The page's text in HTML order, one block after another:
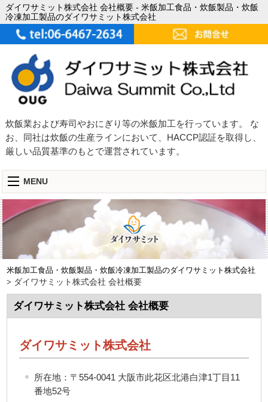
ダイワサミット株式会社 会社概要 - 米飯加工食品・炊飯製品・炊飯
冷凍加工製品のダイワサミット株式会社
炊飯業および寿司やおにぎり等の米飯加工を行っています。 な
お、同社は炊飯の生産ラインにおいて、HACCP認証を取得し、
厳しい品質基準のもとで運営されています。
MENU
米飯加工食品・炊飯製品・炊飯冷凍加工製品のダイワサミット株式会社
> ダイワサミット株式会社 会社概要
ダイワサミット株式会社 会社概要
ダイワサミット株式会社
所在地：〒554-0041 大阪市此花区北港白津1丁目11
番地52号